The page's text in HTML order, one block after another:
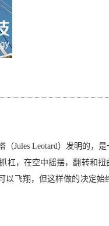
（Jules Leotard）发明的
杠，在空中摇摆，翻转和
以飞翔，但这样做的决定